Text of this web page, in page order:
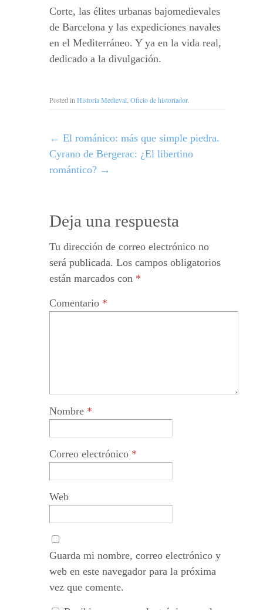
Corte, las élites urbanas bajomedievales
de Barcelona y las expediciones navales
en el Mediterráneo. Y ya en la vida real,
dedicado a la divulgación.
Posted in Historia Medieval Oficio de historiador.
← El románico: más que simple piedra.
Cyrano de Bergerac: ¿El libertino
romántico? →
Deja una respuesta
Tu dirección de correo electrónico no
será publicada. Los campos obligatorios
están marcados con *
Comentario *
Nombre *
Correo electrónico *
Web
Guarda mi nombre, correo electrónico y
web en este navegador para la próxima
vez que comente.